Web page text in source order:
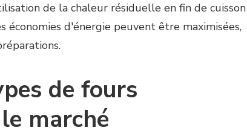
de la chaleur résiduelle en fin de cuisson
économies d'énergie peuvent être maximisées,
de fours
marché